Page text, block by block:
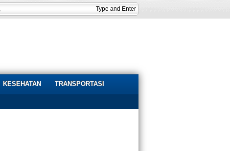
KESEHATAN TRANSPORTASI